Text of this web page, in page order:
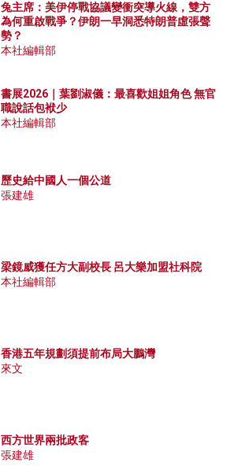
兔主席：美伊停戰協議變衝突導火線，雙方
為何重啟戰爭？伊朗一早洞悉特朗普虛張聲
勢？
本社編輯部
書展2026｜葉劉淑儀：最喜歡姐姐角色 無官
職說話包袱少
本社編輯部
歷史給中國人一個公道
張建雄
梁鏡威獲任方大副校長 呂大樂加盟社科院
本社編輯部
香港五年規劃須提前布局大鵬灣
來文
西方世界兩批政客
張建雄